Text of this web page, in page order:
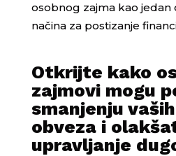
osobnog zajma kao jedan
načina za postizanje
Otkrijte kako
zajmovi mogu
smanjenju
obveza i
upravljanje